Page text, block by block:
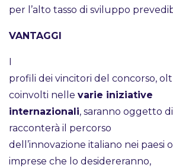
per l’alto tasso di sviluppo
VANTAGGI
I
profili dei vincitori del concorso,
coinvolti nelle varie iniziative
internazionali, saranno oggetto di
racconterà il percorso
dell’innovazione italiano nei paesi
imprese che lo desidereranno,